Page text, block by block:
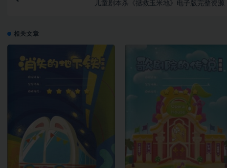
儿童剧本杀《拯救玉米地》电子版完整资源
相关文章